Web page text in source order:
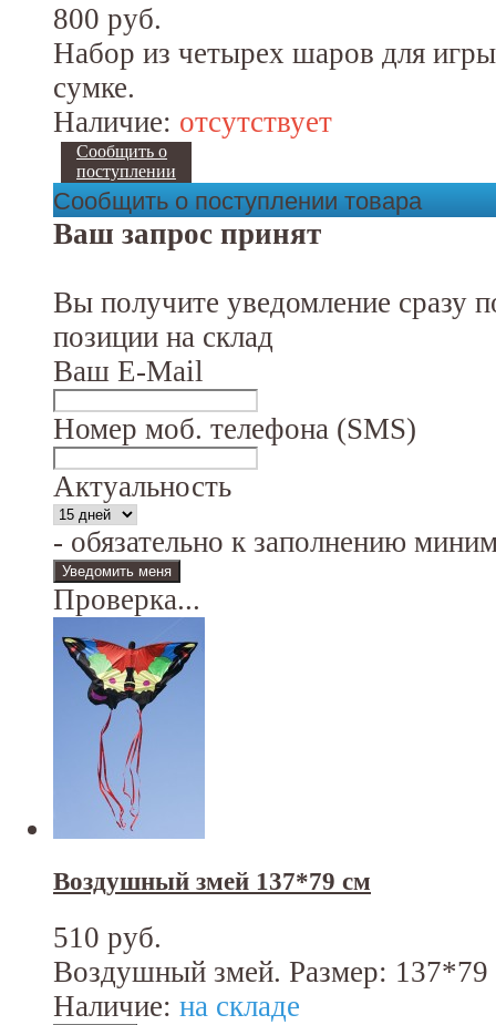
800 руб.
Набор из четырех шаров для
сумке.
Наличие: отсутствует
Сообщить о
поступлении
Сообщить о поступлении товара
Ваш запрос принят
Вы получите уведомление сразу
позиции на склад
Ваш E-Mail
Номер моб. телефона (SMS)
Актуальность
- обязательно к заполнению
Проверка...
Воздушный змей 137*79 см
510 руб.
Воздушный змей. Размер: 137*79
Наличие: на складе